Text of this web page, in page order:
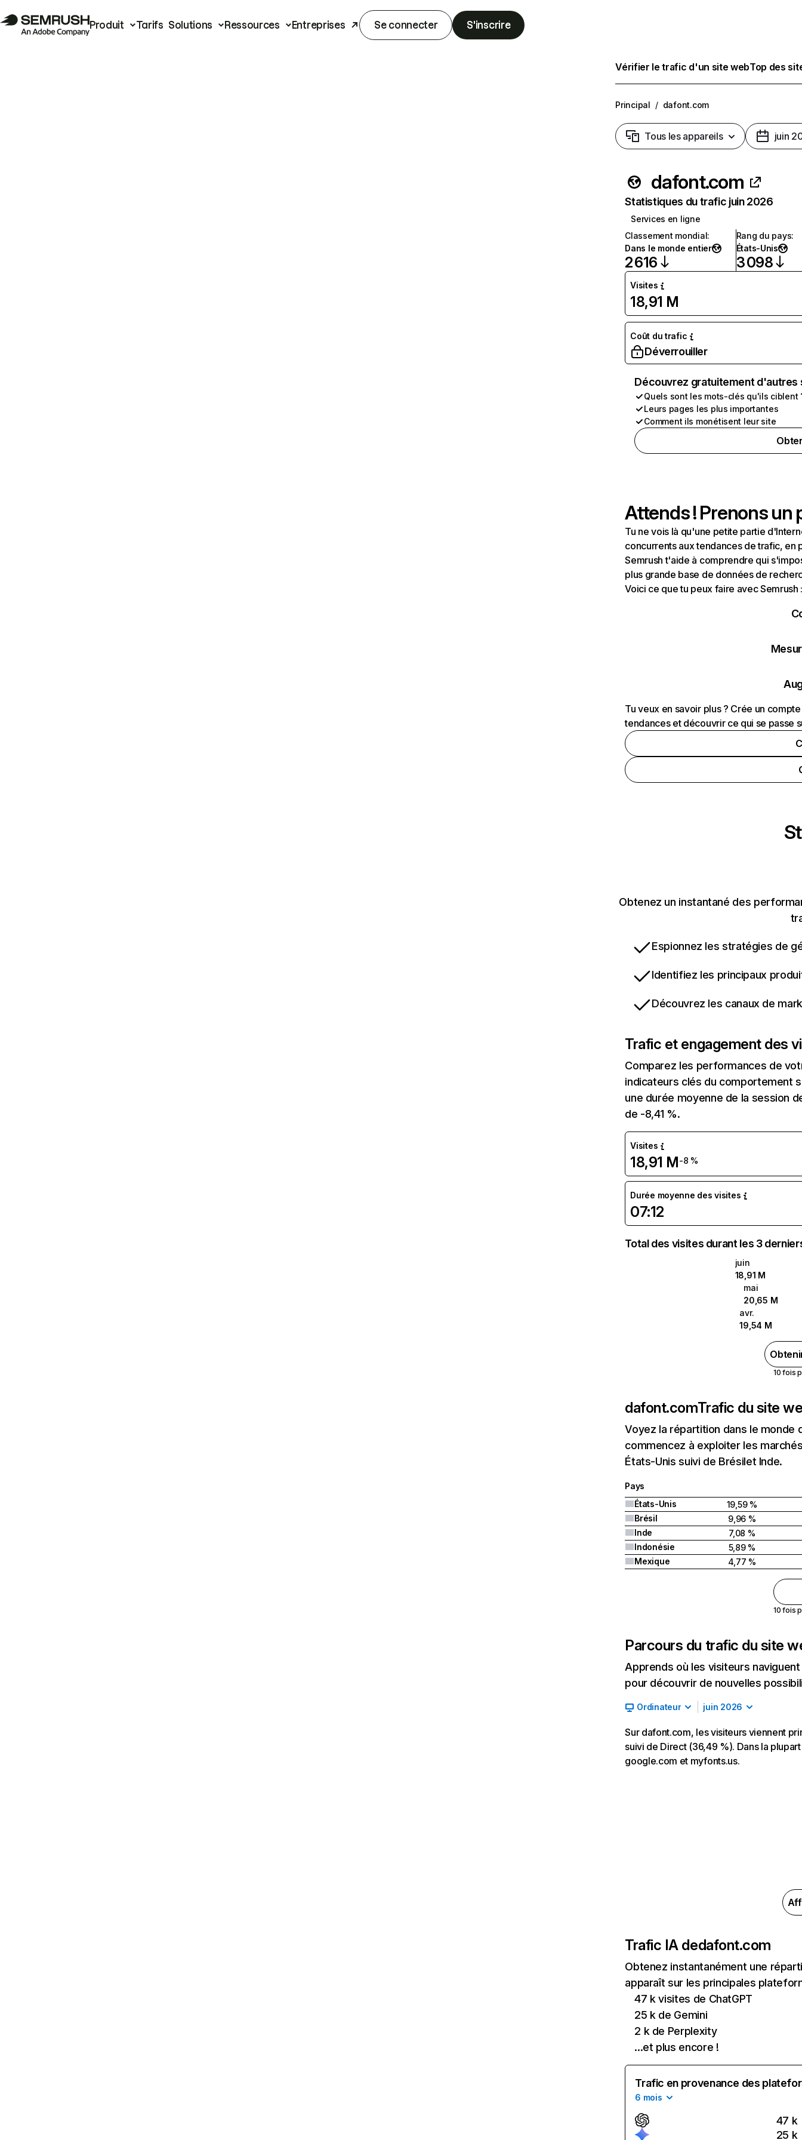
Produit Tarifs Solutions Ressources Entreprises Se connecter S'inscrire
Vérifier le trafic d'un site webTop des
Principal / dafont.com
Tous les appareils juin
dafont.com
Statistiques du trafic juin 2026
Services en ligne
Classement mondial:
Dans le monde entier
2 616
Rang du pays:
États-Unis
3 098
Visites
18,91 M
Coût du trafic
Déverrouiller
Découvrez gratuitement
Quels sont les mots-clés qu'ils ciblent
Leurs pages les plus importantes
Comment ils monétisent leur site
Attends ! Prenons un
Tu ne vois là qu'une petite partie
concurrents aux tendances de trafic, en
Semrush t'aide à comprendre qui
plus grande base de données de
Voici ce que tu peux faire avec Semrush
Tu veux en savoir plus ? Crée un
tendances et découvrir ce qui se passe
Obtenez un instantané des
Espionnez les stratégies de
Identifiez les principaux
Découvrez les canaux de
Trafic et engagement des
Comparez les performances de
indicateurs clés du comportement
une durée moyenne de la session
de -8,41 %.
Visites
18,91 M-8 %
Durée moyenne des visites
07:12
Total des visites durant les 3
juin
18,91 M
mai
20,65 M
avr.
19,54 M
10 fois
dafont.comTrafic du site
Voyez la répartition dans le
commencez à exploiter les
États-Unis suivi de Brésilet Inde.
Pays
États-Unis
19,59 %
Brésil
9,96 %
Inde
7,08 %
Indonésie
5,89 %
Mexique
4,77 %
10 fois
Parcours du trafic du site
Apprends où les visiteurs
pour découvrir de nouvelles
Ordinateur juin 2026
Sur dafont.com, les visiteurs viennent
suivi de Direct (36,49 %). Dans la
google.com et myfonts.us.
Trafic IA dedafont.com
Obtenez instantanément une
apparaît sur les principales
47 k visites de ChatGPT
25 k de Gemini
2 k de Perplexity
...et plus encore !
Trafic en provenance des
6 mois
47 k
25 k